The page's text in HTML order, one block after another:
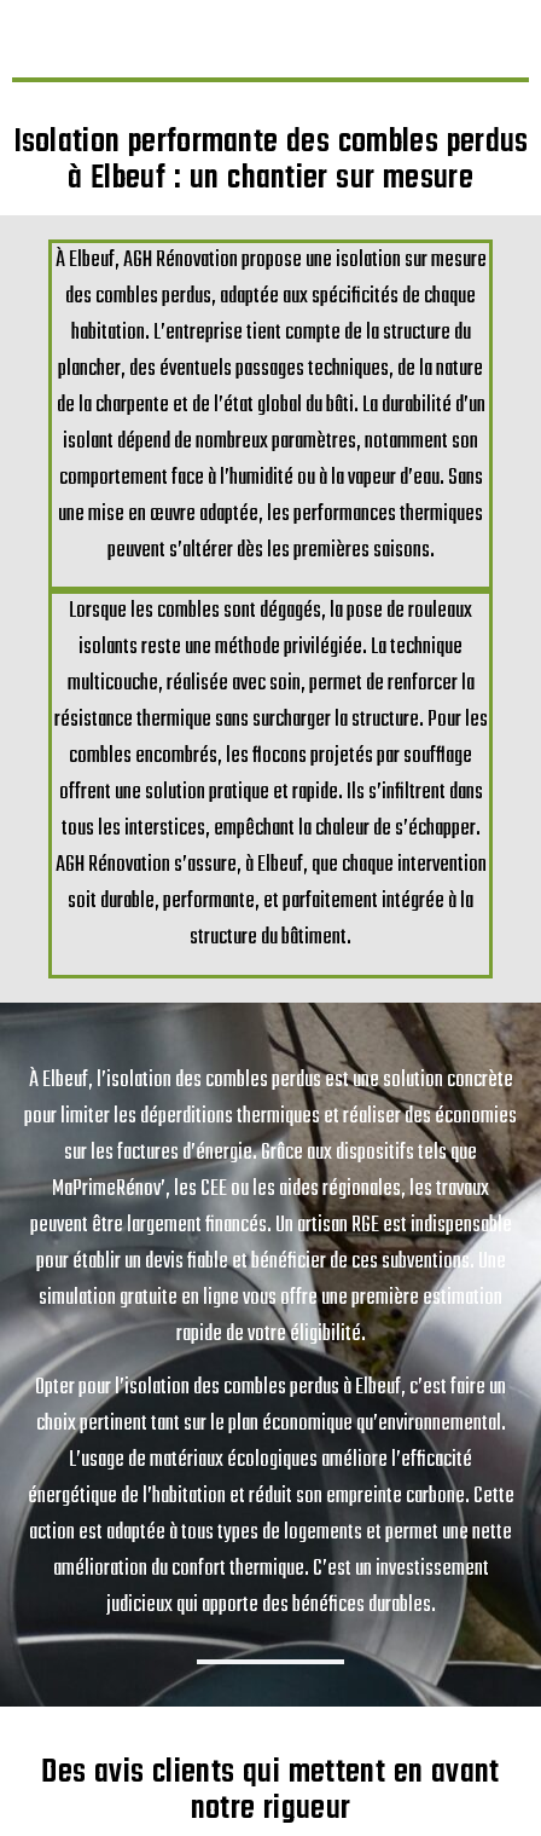
Isolation performante des combles perdus
à Elbeuf : un chantier sur mesure
À Elbeuf, AGH Rénovation propose une isolation sur mesure
des combles perdus, adaptée aux spécificités de chaque
habitation. L’entreprise tient compte de la structure du
plancher, des éventuels passages techniques, de la nature
de la charpente et de l’état global du bâti. La durabilité d’un
isolant dépend de nombreux paramètres, notamment son
comportement face à l’humidité ou à la vapeur d’eau. Sans
une mise en œuvre adaptée, les performances thermiques
peuvent s’altérer dès les premières saisons.
Lorsque les combles sont dégagés, la pose de rouleaux
isolants reste une méthode privilégiée. La technique
multicouche, réalisée avec soin, permet de renforcer la
résistance thermique sans surcharger la structure. Pour les
combles encombrés, les flocons projetés par soufflage
offrent une solution pratique et rapide. Ils s’infiltrent dans
tous les interstices, empêchant la chaleur de s’échapper.
AGH Rénovation s’assure, à Elbeuf, que chaque intervention
soit durable, performante, et parfaitement intégrée à la
structure du bâtiment.
À Elbeuf, l’isolation des combles perdus est une solution concrète
pour limiter les déperditions thermiques et réaliser des économies
sur les factures d’énergie. Grâce aux dispositifs tels que
MaPrimeRénov’, les CEE ou les aides régionales, les travaux
peuvent être largement financés. Un artisan RGE est indispensable
pour établir un devis fiable et bénéficier de ces subventions. Une
simulation gratuite en ligne vous offre une première estimation
rapide de votre éligibilité.
Opter pour l’isolation des combles perdus à Elbeuf, c’est faire un
choix pertinent tant sur le plan économique qu’environnemental.
L’usage de matériaux écologiques améliore l’efficacité
énergétique de l’habitation et réduit son empreinte carbone. Cette
action est adaptée à tous types de logements et permet une nette
amélioration du confort thermique. C’est un investissement
judicieux qui apporte des bénéfices durables.
Des avis clients qui mettent en avant
notre rigueur